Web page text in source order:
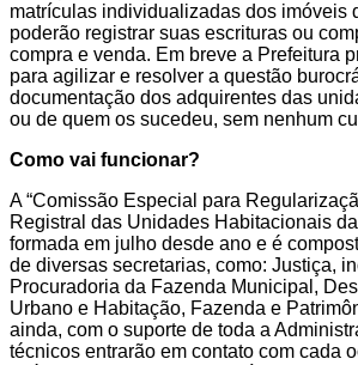
matrículas individualizadas dos imóveis
poderão registrar suas escrituras ou
compra e venda. Em breve a Prefeitura
para agilizar e resolver a questão
documentação dos adquirentes das
ou de quem os sucedeu, sem nenhum
Como vai funcionar?
A “Comissão Especial para
Registral das Unidades Habitacionais
formada em julho desde ano e é
de diversas secretarias, como: Justiça,
Procuradoria da Fazenda Municipal,
Urbano e Habitação, Fazenda e
ainda, com o suporte de toda a
técnicos entrarão em contato com cada